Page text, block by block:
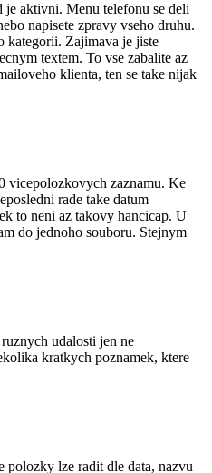
je aktivni. Menu telefonu se deli
napisete zpravy vseho druhu.
kategorii. Zajimava je jiste
textem. To vse zabalite az
klienta, ten se take nijak
vicepolozkovych zaznamu. Ke
rade take datum
to neni az takovy hancicap. U
do jednoho souboru. Stejnym
udalosti jen ne
kratkych poznamek, ktere
lze radit dle data, nazvu